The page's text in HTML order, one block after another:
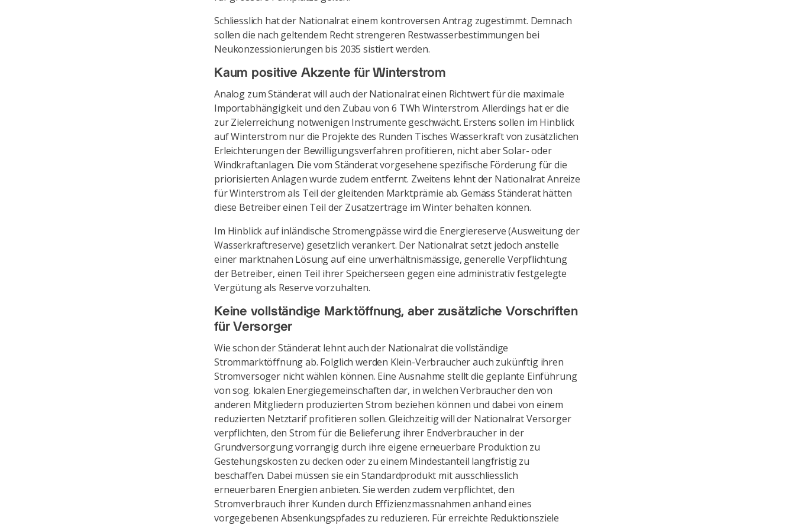
Schliesslich hat der Nationalrat einem kontroversen Antrag zugestimmt. Demnach
sollen die nach geltendem Recht strengeren Restwasserbestimmungen bei
Neukonzessionierungen bis 2035 sistiert werden.
Kaum positive Akzente für Winterstrom
Analog zum Ständerat will auch der Nationalrat einen Richtwert für die maximale
Importabhängigkeit und den Zubau von 6 TWh Winterstrom. Allerdings hat er die
zur Zielerreichung notwenigen Instrumente geschwächt. Erstens sollen im Hinblick
auf Winterstrom nur die Projekte des Runden Tisches Wasserkraft von zusätzlichen
Erleichterungen der Bewilligungsverfahren profitieren, nicht aber Solar- oder
Windkraftanlagen. Die vom Ständerat vorgesehene spezifische Förderung für die
priorisierten Anlagen wurde zudem entfernt. Zweitens lehnt der Nationalrat Anreize
für Winterstrom als Teil der gleitenden Marktprämie ab. Gemäss Ständerat hätten
diese Betreiber einen Teil der Zusatzerträge im Winter behalten können.
Im Hinblick auf inländische Stromengpässe wird die Energiereserve (Ausweitung der
Wasserkraftreserve) gesetzlich verankert. Der Nationalrat setzt jedoch anstelle
einer marktnahen Lösung auf eine unverhältnismässige, generelle Verpflichtung
der Betreiber, einen Teil ihrer Speicherseen gegen eine administrativ festgelegte
Vergütung als Reserve vorzuhalten.
Keine vollständige Marktöffnung, aber zusätzliche Vorschriften
für Versorger
Wie schon der Ständerat lehnt auch der Nationalrat die vollständige
Strommarktöffnung ab. Folglich werden Klein-Verbraucher auch zukünftig ihren
Stromversoger nicht wählen können. Eine Ausnahme stellt die geplante Einführung
von sog. lokalen Energiegemeinschaften dar, in welchen Verbraucher den von
anderen Mitgliedern produzierten Strom beziehen können und dabei von einem
reduzierten Netztarif profitieren sollen. Gleichzeitig will der Nationalrat Versorger
verpflichten, den Strom für die Belieferung ihrer Endverbraucher in der
Grundversorgung vorrangig durch ihre eigene erneuerbare Produktion zu
Gestehungskosten zu decken oder zu einem Mindestanteil langfristig zu
beschaffen. Dabei müssen sie ein Standardprodukt mit ausschliesslich
erneuerbaren Energien anbieten. Sie werden zudem verpflichtet, den
Stromverbrauch ihrer Kunden durch Effizienzmassnahmen anhand eines
vorgegebenen Absenkungspfades zu reduzieren. Für erreichte Reduktionsziele